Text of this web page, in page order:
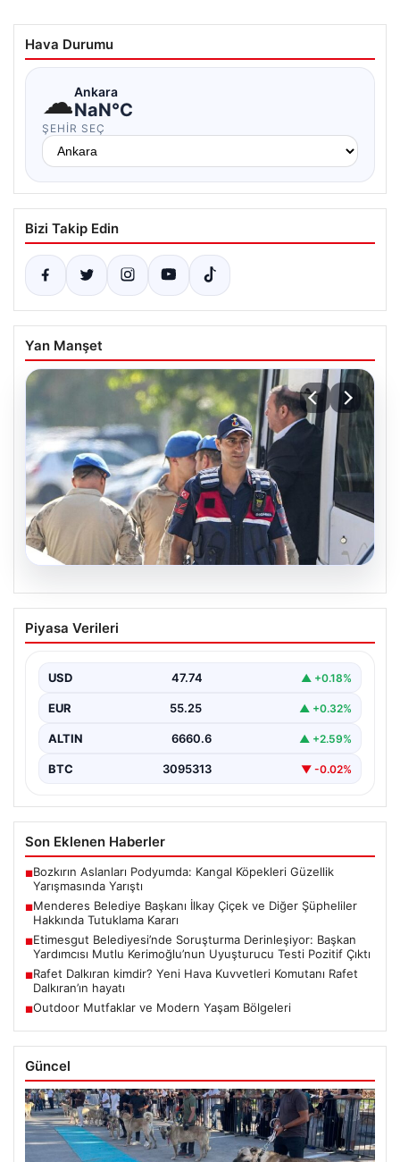
Hava Durumu
☁Ankara
NaN°C
ŞEHIR SEÇ
Bizi Takip Edin
Yan Manşet
07.08.2026
Menderes Belediye Başkanı İlkay Çiçek
ve Diğer Şüpheliler Hakkında Tutuklama
İzmir Cumhuriyet Başsavcılığı'nın yürüttüğü kapsamlı
gerçekleşen usulsüzlük iddiaları gündemdeki yerini…
Piyasa Verileri
USD 47.74 ▲ +0.18%
EUR 55.25 ▲ +0.32%
ALTIN 6660.6 ▲ +2.59%
BTC 3095313 ▼ -0.02%
Son Eklenen Haberler
■Bozkırın Aslanları Podyumda: Kangal Köpekleri Güzellik
Yarışmasında Yarıştı
■Menderes Belediye Başkanı İlkay Çiçek ve Diğer Şüpheliler
Hakkında Tutuklama Kararı
■Etimesgut Belediyesi’nde Soruşturma Derinleşiyor: Başkan
Yardımcısı Mutlu Kerimoğlu’nun Uyuşturucu Testi Pozitif Çıktı
■Rafet Dalkıran kimdir? Yeni Hava Kuvvetleri Komutanı Rafet
Dalkıran’ın hayatı
■Outdoor Mutfaklar ve Modern Yaşam Bölgeleri
Güncel